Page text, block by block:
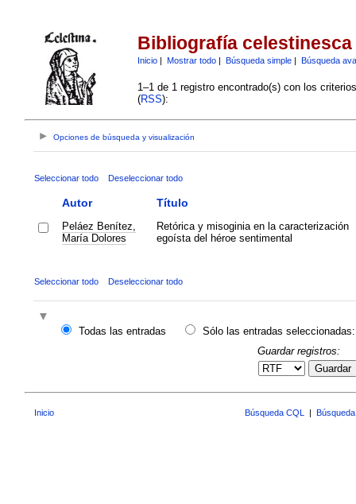
Bibliografía celestinesca
Inicio| Mostrar todo| Búsqueda simple| Búsqueda
1–1 de 1 registro encontrado(s) con los
(RSS):
Opciones de búsqueda y visualización
Seleccionar todo Deseleccionar todo
Autor Título
Peláez Benítez,
María Dolores
Retórica y misoginia en la caracterización
egoísta del héroe sentimental
Seleccionar todo Deseleccionar todo
Todas las entradas
Sólo las entradas seleccionadas:
Guardar registros:
Guardar
Inicio Búsqueda CQL